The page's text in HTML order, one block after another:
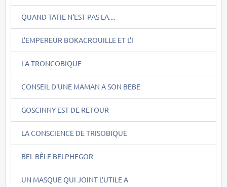
QUAND TATIE N'EST PAS LA....
L'EMPEREUR BOKACROUILLE ET L'I
LA TRONCOBIQUE
CONSEIL D'UNE MAMAN A SON BEBE
GOSCINNY EST DE RETOUR
LA CONSCIENCE DE TRISOBIQUE
BEL BÊLE BELPHEGOR
UN MASQUE QUI JOINT L'UTILE A